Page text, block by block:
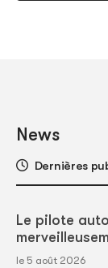
News
Dernières
Le pilote
le 5 août 2026